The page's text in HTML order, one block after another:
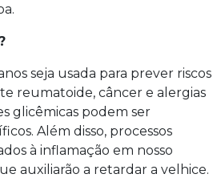
seja usada para prever riscos
reumatoide, câncer e alergias
glicêmicas podem ser
Além disso, processos
à inflamação em nosso
auxiliarão a retardar a velhice.